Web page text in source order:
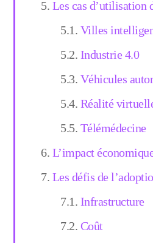
Les cas d’utilisation
Villes
Industrie 4.0
Véhicules
Réalité
Télémédecine
L’impact
Les défis de
Infrastructure
Coût